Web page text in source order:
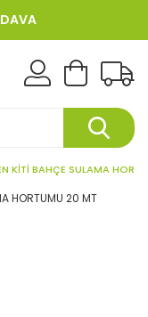
KİTİ BAHÇE SULAMA